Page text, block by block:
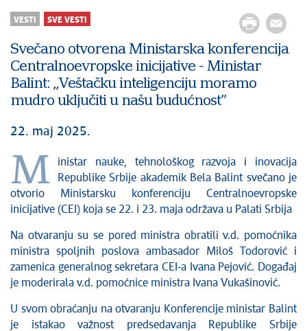
VESTI SVE VESTI
Svečano otvorena Ministarska konferencija
Centralnoevropske inicijative - Ministar
Balint: ,,Veštačku inteligenciju moramo
mudro uključiti u našu budućnost”
22. maj 2025.
M
inistar nauke, tehnološkog razvoja i inovacija
Republike Srbije akademik Bela Balint svečano je
otvorio Ministarsku konferenciju Centralnoevropske
inicijative (CEI) koja se 22. i 23. maja održava u Palati Srbija
Na otvaranju su se pored ministra obratili v.d. pomoćnika
ministra spoljnih poslova ambasador Miloš Todorović i
zamenica generalnog sekretara CEI-a Ivana Pejović. Događaj
je moderirala v.d. pomoćnice ministra Ivana Vukašinović.
U svom obraćanju na otvaranju Konferencije ministar Balint
je istakao važnost predsedavanja Republike Srbije